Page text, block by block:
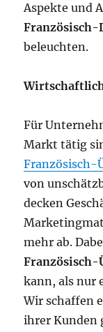
Aspekte und
Französisch-
beleuchten.
Für
Markt tätig
Französisch-
von
decken
mehr ab.
Französisch-
kann, als nur
Wir schaffen
ihrer Kunden